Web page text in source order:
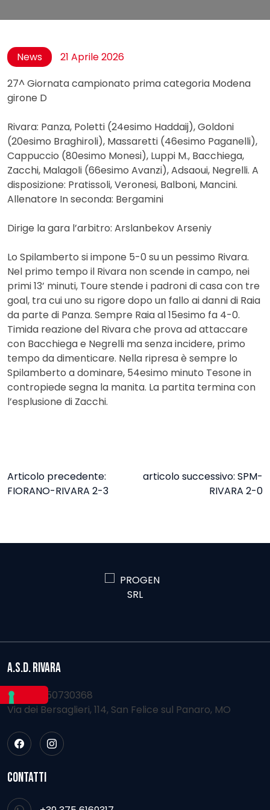
News
21 Aprile 2026
27^ Giornata campionato prima categoria Modena
girone D
Rivara: Panza, Poletti (24esimo Haddaij), Goldoni
(20esimo Braghiroli), Massaretti (46esimo Paganelli),
Cappuccio (80esimo Monesi), Luppi M., Bacchiega,
Zacchi, Malagoli (66esimo Avanzi), Adsaoui, Negrelli. A
disposizione: Pratissoli, Veronesi, Balboni, Mancini.
Allenatore In seconda: Bergamini
Dirige la gara l’arbitro: Arslanbekov Arseniy
Lo Spilamberto si impone 5-0 su un pessimo Rivara.
Nel primo tempo il Rivara non scende in campo, nei
primi 13’ minuti, Toure stende i padroni di casa con tre
goal, tra cui uno su rigore dopo un fallo ai danni di Raia
da parte di Panza. Sempre Raia al 15esimo fa 4-0.
Timida reazione del Rivara che prova ad attaccare
con Bacchiega e Negrelli ma senza incidere, primo
tempo da dimenticare. Nella ripresa è sempre lo
Spilamberto a dominare, 54esimo minuto Tesone in
contropiede segna la manita. La partita termina con
l’esplusione di Zacchi.
NAVIGAZIONE
Articolo precedente:
FIORANO-RIVARA 2-3
articolo successivo: SPM-
RIVARA 2-0
A.S.D. RIVARA
PIVA 03150730368
Via dei Bersaglieri, 114, San Felice sul Panaro, MO
CONTATTI